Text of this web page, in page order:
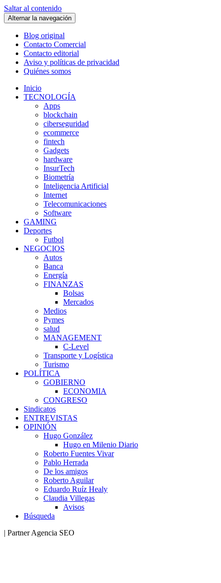
Saltar al contenido
Alternar la navegación
Blog original
Contacto Comercial
Contacto editorial
Aviso y políticas de privacidad
Quiénes somos
Inicio
TECNOLOGÍA
Apps
blockchain
ciberseguridad
ecommerce
fintech
Gadgets
hardware
InsurTech
Biometría
Inteligencia Artificial
Internet
Telecomunicaciones
Software
GAMING
Deportes
Futbol
NEGOCIOS
Autos
Banca
Energía
FINANZAS
Bolsas
Mercados
Medios
Pymes
salud
MANAGEMENT
C-Level
Transporte y Logística
Turismo
POLÍTICA
GOBIERNO
ECONOMIA
CONGRESO
Sindicatos
ENTREVISTAS
OPINIÓN
Hugo González
Hugo en Milenio Diario
Roberto Fuentes Vivar
Pablo Herrada
De los amigos
Roberto Aguilar
Eduardo Ruíz Healy
Claudia Villegas
Avisos
Búsqueda
| Partner Agencia SEO